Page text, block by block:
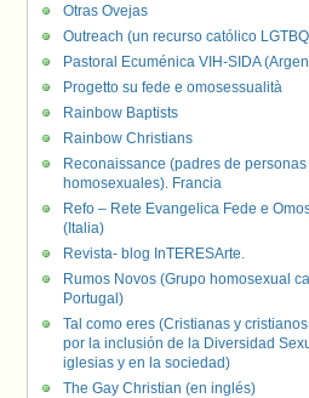
Otras Ovejas
Outreach (un recurso católico
Pastoral Ecuménica VIH-SIDA
Progetto su fede e omosessualità
Rainbow Baptists
Rainbow Christians
Reconaissance (padres de personas
homosexuales). Francia
Refo – Rete Evangelica Fede e
(Italia)
Revista- blog InTERESArte.
Rumos Novos (Grupo homosexual
Portugal)
Tal como eres (Cristianas y
por la inclusión de la Diversidad
iglesias y en la sociedad)
The Gay Christian (en inglés)